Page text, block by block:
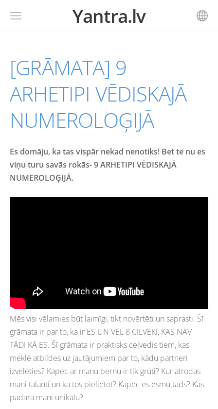
Yantra.lv
[GRĀMATA] 9
ARHETIPI VĒDISKAJĀ
NUMEROLOĢIJĀ
Es domāju, ka tas vispār nekad nenotiks! Bet te nu es
viņu turu savās rokās- 9 ARHETIPI VĒDISKAJĀ
NUMEROLOĢIJĀ.
Mēs visi vēlamies būt laimīgi, tikt novērtēti un saprasti. Šī
grāmata ir par to, ka ir ES UN VĒL 8 CILVĒKI, KAS NAV
TĀDI KĀ ES. Šī grāmata ir praktisks ceļvedis tiem, kas
meklē atbildes uz jautājumiem par to, kādu partneri
izvēlēties? Kāpēc ar manu bērnu ir tik grūti? Kur atrodas
mani talanti un kā tos pielietot? Kāpēc es esmu tāds? Kas
padara mani unikālu?